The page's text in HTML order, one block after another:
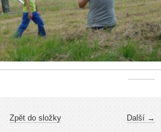
Další →
Zpět do složky